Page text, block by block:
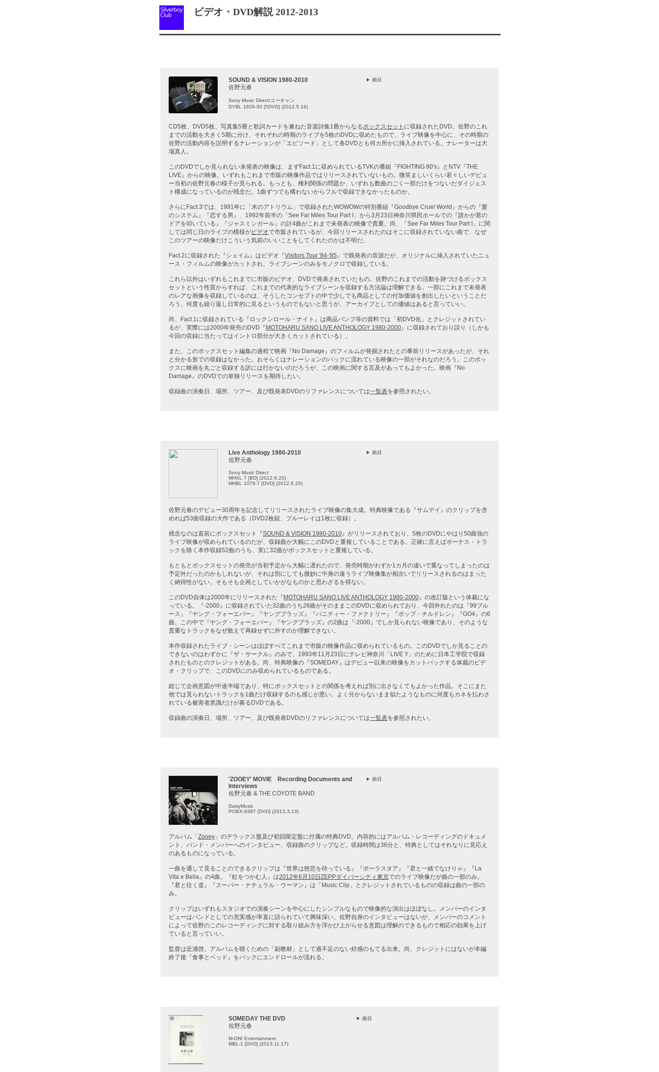
ビデオ・DVD解説 2012-2013
SOUND & VISION 1980-2010
佐野元春
Sony Music Direct/ユーキャン
DYBL 1826-30 [5DVD] (2012.5.16)
曲目
CD5枚、DVD5枚、写真集5冊と歌詞カードを兼ねた音楽詩集1冊からなるボックスセット に収録されたDVD。佐野のこれ
までの活動を大きく5期に分け、それぞれの時期のライブを5枚のDVDに収めたもので、ライブ映像を中心に、その時期の
佐野の活動内容を説明するナレーションが「エピソード」として各DVDとも何カ所かに挿入されている。ナレーターは大
場真人。
このDVDでしか見られない未発表の映像は、まずFact.1に収められているTVKの番組『FIGHTING 80's』とNTV『THE
LIVE』からの映像。いずれもこれまで市販の映像作品ではリリースされていないもの。微笑ましいくらい若々しいデビュ
ー当初の佐野元春の様子が見られる。もっとも、権利関係の問題か、いずれも数曲のごく一部だけをつないだダイジェス
ト構成になっているのが残念だ。1曲ずつでも構わないからフルで収録できなかったものか。
さらにFact.3では、1991年に「木のアトリウム」で収録されたWOWOWの特別番組『Goodbye Cruel World』からの『愛
のシステム』『恋する男』、1992年前半の「See Far Miles Tour Part I」から3月23日神奈川県民ホールでの『誰かが君の
ドアを叩いている』『ジャスミンガール』の計4曲がこれまで未発表の映像で貴重。尚、「See Far Miles Tour Part I」に関
しては同じ日のライブの模様がビデオで市販されているが、今回リリースされたのはそこに収録されていない曲で、なぜ
このツアーの映像だけこういう気前のいいことをしてくれたのかは不明だ。
Fact.2に収録された『シェイム』はビデオ『Visitors Tour '84-'85』で既発表の音源だが、オリジナルに挿入されていたニュ
ース・フィルムの映像がカットされ、ライブシーンのみをモノクロで収録している。
これら以外はいずれもこれまでに市販のビデオ、DVDで発表されていたもの。佐野のこれまでの活動を跡づけるボックス
セットという性質からすれば、これまでの代表的なライブシーンを収録する方法論は理解できる。一部にこれまで未発表
のレアな画像を収録しているのは、そうしたコンセプトの中で少しでも商品としての付加価値を創出したいということだ
ろう。何度も繰り返し日常的に見るというものでもないと思うが、アーカイブとしての価値はあると言っていい。
尚、Fact.1に収録されている『ロックンロール・ナイト』は商品パンフ等の資料では「初DVD化」とクレジットされてい
るが、実際には2000年発売のDVD『 MOTOHARU SANO LIVE ANTHOLOGY 1980-2000』に収録されており誤り（しかも
今回の収録に当たってはイントロ部分が大きくカットされている）。
また、このボックスセット編集の過程で映画『No Damage』のフィルムが発掘されたとの事前リリースがあったが、それ
と分かる形での収録はなかった。おそらくはナレーションのバックに流れている映像の一部がそれなのだろう。このボッ
クスに映画を丸ごと収録する訳には行かないのだろうが、この映画に関する言及があってもよかった。映画『No
Damage』のDVDでの単独リリースを期待したい。
収録曲の演奏日、場所、ツアー、及び既発表DVDのリファレンスについては一覧表を参照されたい。
Live Anthology 1980-2010
佐野元春
Sony Music Direct
MHXL 7 [BD] (2012.6.20)
MHBL 1076-7 [DVD] (2012.6.20)
曲目
佐野元春のデビュー30周年を記念してリリースされたライブ映像の集大成。特典映像である『サムデイ』のクリップを含
めれば53曲収録の大作である（DVD2枚組、ブルーレイは1枚に収録）。
残念なのは直前にボックスセット『SOUND & VISION 1980-2010』がリリースされており、5枚のDVDにやはり50曲強の
ライブ映像が収められているのだが、収録曲が大幅にこのDVDと重複していることである。正確に言えばボーナス・トラ
ックを除く本作収録52曲のうち、実に32曲がボックスセットと重複している。
もともとボックスセットの発売が当初予定から大幅に遅れたので、発売時期がわずか1カ月の違いで重なってしまったのは
予定外だったのかもしれないが、それは別にしても微妙に中身の違うライブ映像集が相次いでリリースされるのはまった
く納得性がない。そもそも企画としていかがなものかと思わざるを得ない。
このDVD自体は2000年にリリースされた『 MOTOHARU SANO LIVE ANTHOLOGY 1980-2000』の改訂版という体裁にな
っている。『-2000』に収録されていた32曲のうち26曲がそのままこのDVDに収められており、今回外れたのは『99ブル
ース』『ヤング・フォーエバー』『ヤングブラッズ』『バニティー・ファクトリー』『ポップ・チルドレン』『GO4』の6
曲。この中で『ヤング・フォーエバー』『ヤングブラッズ』の2曲は『-2000』でしか見られない映像であり、そのような
貴重なトラックをなぜ敢えて再録せずに外すのか理解できない。
本作収録されたライブ・シーンはほぼすべてこれまで市販の映像作品に収められているもの。このDVDでしか見ることの
できないのはわずかに『ザ・サークル』のみで、1993年11月23日にテレビ神奈川「LIVE Y」のために日本工学院で収録
されたものとのクレジットがある。尚、特典映像の『SOMEDAY』はデビュー以来の映像をカットバックする体裁のビデ
オ・クリップで、このDVDにのみ収められているものである。
総じて企画意図が中途半端であり、特にボックスセットとの関係を考えれば別に出さなくてもよかった作品。そこにまた
他では見られないトラックを1曲だけ収録するのも感じが悪い。よく分からないまま似たようなものに何度もカネを払わさ
れている被害者意識だけが募るDVDである。
収録曲の演奏日、場所、ツアー、及び既発表DVDのリファレンスについては一覧表を参照されたい。
'ZOOEY' MOVIE Recording Documents and
Interviews
佐野元春 & THE COYOTE BAND
DaisyMusic
POBX-9387 [DVD] (2013.3.13)
曲目
アルバム「 Zooey 」のデラックス盤及び初回限定盤に付属の特典DVD。内容的にはアルバム・レコーディングのドキュメ
ント、バンド・メンバーへのインタビュー、収録曲のクリップなど。収録時間は36分と、特典としてはそれなりに見応え
のあるものになっている。
一曲を通して見ることのできるクリップは『世界は慈悲を待っている』『ポーラスタア』『君と一緒でなけりゃ』『La
Vita e Bella』の4曲。『虹をつかむ人』は2012年6月10日ZEPPダイバーシティ東京でのライブ映像だが曲の一部のみ。
『君と往く道』『スーパー・ナチュラル・ウーマン』は「Music Clip」とクレジットされているものの収録は曲の一部の
み。
クリップはいずれもスタジオでの演奏シーンを中心にしたシンプルなもので映像的な演出はほぼなし。メンバーのインタ
ビューはバンドとしての充実感が率直に語られていて興味深い。佐野自身のインタビューはないが、メンバーのコメント
によって佐野のこのレコーディングに対する取り組み方を浮かび上がらせる意図は理解のできるもので相応の効果を上げ
ていると言っていい。
監督は近浦啓。アルバムを聴くための「副教材」として過不足のない好感のもてる出来。尚、クレジットにはないが本編
終了後『食事とベッド』をバックにエンドロールが流れる。
SOMEDAY THE DVD
佐野元春
M-ON! Entertainment
MBL-1 [DVD] (2013.11.17)
曲目